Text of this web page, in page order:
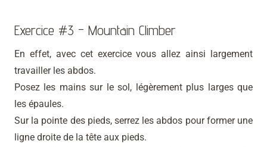
Exercice #3 - Mountain Climber
En effet, avec cet exercice vous allez ainsi largement
travailler les abdos.
Posez les mains sur le sol, légèrement plus larges que
les épaules.
Sur la pointe des pieds, serrez les abdos pour former une
ligne droite de la tête aux pieds.